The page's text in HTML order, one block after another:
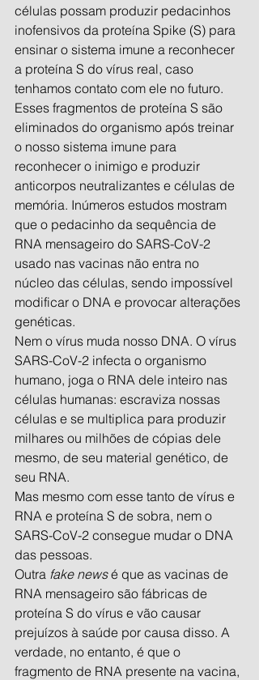
células possam produzir pedacinhos
inofensivos da proteína Spike (S) para
ensinar o sistema imune a reconhecer
a proteína S do vírus real, caso
tenhamos contato com ele no futuro.
Esses fragmentos de proteína S são
eliminados do organismo após treinar
o nosso sistema imune para
reconhecer o inimigo e produzir
anticorpos neutralizantes e células de
memória. Inúmeros estudos mostram
que o pedacinho da sequência de
RNA mensageiro do SARS-CoV-2
usado nas vacinas não entra no
núcleo das células, sendo impossível
modificar o DNA e provocar alterações
genéticas.
Nem o vírus muda nosso DNA. O vírus
SARS-CoV-2 infecta o organismo
humano, joga o RNA dele inteiro nas
células humanas: escraviza nossas
células e se multiplica para produzir
milhares ou milhões de cópias dele
mesmo, de seu material genético, de
seu RNA.
Mas mesmo com esse tanto de vírus e
RNA e proteína S de sobra, nem o
SARS-CoV-2 consegue mudar o DNA
das pessoas.
Outra fake news é que as vacinas de
RNA mensageiro são fábricas de
proteína S do vírus e vão causar
prejuízos à saúde por causa disso. A
verdade, no entanto, é que o
fragmento de RNA presente na vacina,